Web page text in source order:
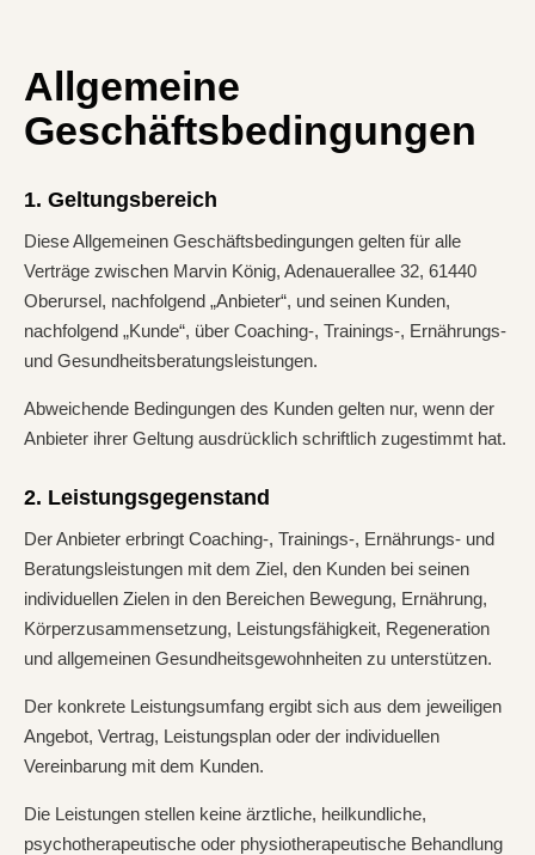
Allgemeine
Geschäftsbedingungen
1. Geltungsbereich
Diese Allgemeinen Geschäftsbedingungen gelten für alle
Verträge zwischen Marvin König, Adenauerallee 32, 61440
Oberursel, nachfolgend „Anbieter“, und seinen Kunden,
nachfolgend „Kunde“, über Coaching-, Trainings-, Ernährungs-
und Gesundheitsberatungsleistungen.
Abweichende Bedingungen des Kunden gelten nur, wenn der
Anbieter ihrer Geltung ausdrücklich schriftlich zugestimmt hat.
2. Leistungsgegenstand
Der Anbieter erbringt Coaching-, Trainings-, Ernährungs- und
Beratungsleistungen mit dem Ziel, den Kunden bei seinen
individuellen Zielen in den Bereichen Bewegung, Ernährung,
Körperzusammensetzung, Leistungsfähigkeit, Regeneration
und allgemeinen Gesundheitsgewohnheiten zu unterstützen.
Der konkrete Leistungsumfang ergibt sich aus dem jeweiligen
Angebot, Vertrag, Leistungsplan oder der individuellen
Vereinbarung mit dem Kunden.
Die Leistungen stellen keine ärztliche, heilkundliche,
psychotherapeutische oder physiotherapeutische Behandlung